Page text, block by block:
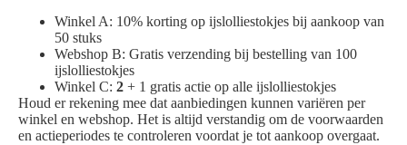
Winkel A: 10% korting op ijslolliestokjes bij aankoop van
50 stuks
Webshop B: Gratis verzending bij bestelling van 100
ijslolliestokjes
Winkel C: 2 + 1 gratis actie op alle ijslolliestokjes
Houd er rekening mee dat aanbiedingen kunnen variëren per
winkel en webshop. Het is altijd verstandig om de voorwaarden
en actieperiodes te controleren voordat je tot aankoop overgaat.